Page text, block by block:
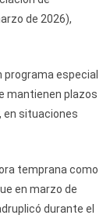
de 2026),
especial
mantienen plazos
en situaciones
temprana como
en marzo de
durante el